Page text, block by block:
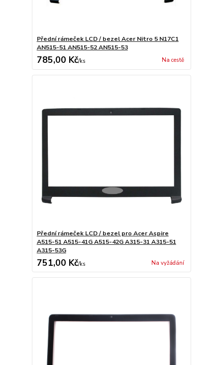
Přední rámeček LCD / bezel Acer Nitro 5 N17C1
AN515-51 AN515-52 AN515-53
785,00 Kč/ks Na cestě
Přední rámeček LCD / bezel pro Acer Aspire
A515-51 A515-41G A515-42G A315-31 A315-51
A315-53G
751,00 Kč/ks Na vyžádání